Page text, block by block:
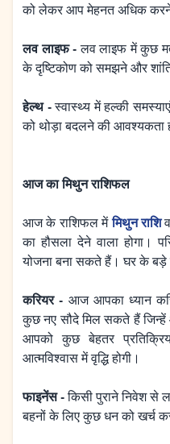
को लेकर आप मेहनत अधिक
लव लाइफ -लव लाइफ में कुछ
के दृष्टिकोण को समझने और
हेल्थ -स्वास्थ्य में हल्की
को थोड़ा बदलने की आवश्यकता
आज का मिथुन राशिफल
आज के राशिफल मेंमिथुन राशि
का हौसला देने वाला होगा।
योजना बना सकते हैं। घर के
करियर - आज आपका ध्यान
कुछ नए सौदे मिल सकते हैं
आपको कुछ बेहतर
आत्मविश्वास में वृद्धि होगी।
फाइनेंस -किसी पुराने निवेश से
बहनों के लिए कुछ धन को खर्च